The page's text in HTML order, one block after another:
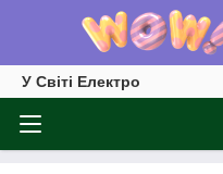
У Світі Електро